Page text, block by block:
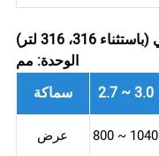
لفائف مدرفلة على الساخن - أوستنيتي (باستثناء 316، 316 لتر)
الوحدة: مم
سماكة
2.7 ~ 3.0
عرض 800 ~ 1040